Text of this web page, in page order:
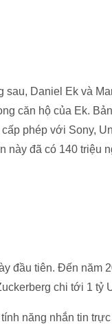
Daniel Ek và
căn hộ của Ek.
phép với Sony,
này đã có 140 triệu
đầu tiên. Đến năm
chi tới 1 tỷ
năng nhắn tin